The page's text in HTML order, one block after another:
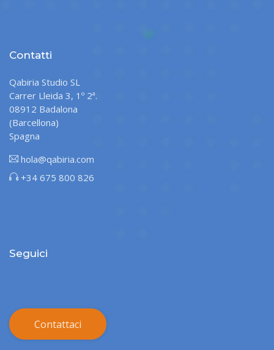
Contatti
Qabiria Studio SL
Carrer Lleida 3, 1º 2ª.
08912 Badalona
(Barcellona)
Spagna
hola@qabiria.com
+34 675 800 826
Seguici
Contattaci